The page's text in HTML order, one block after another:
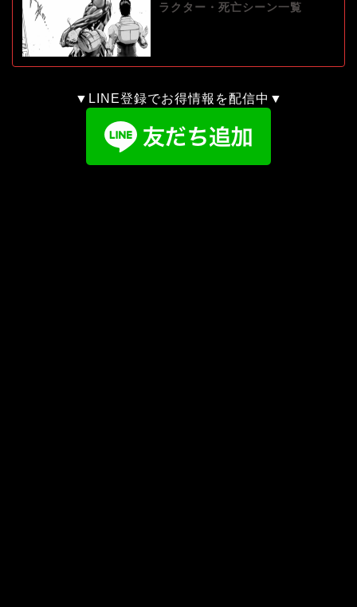
ラクター・死亡シーン一覧
▼LINE登録でお得情報を配信中▼